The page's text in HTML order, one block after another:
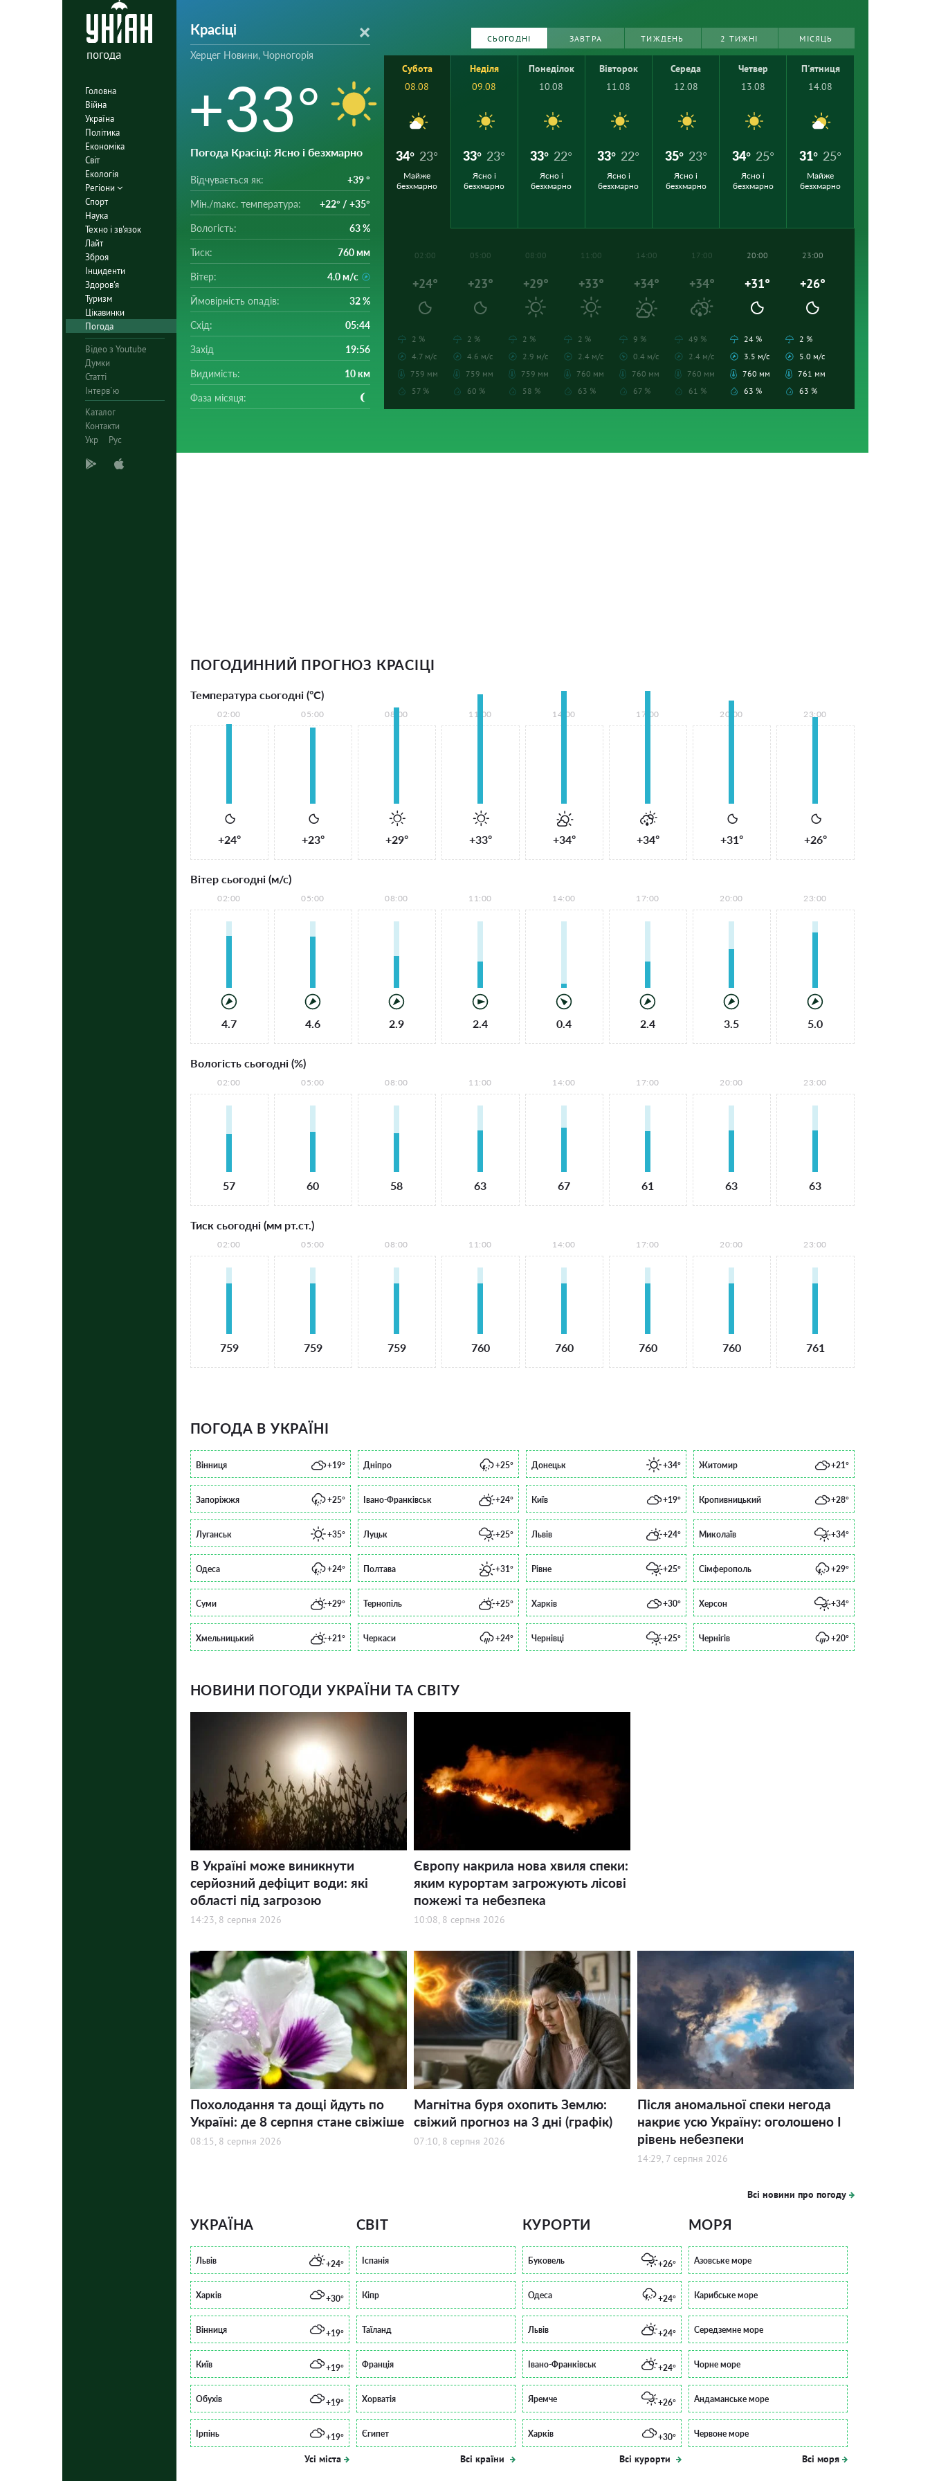
погода
Головна
Війна
Україна
Політика
Економіка
Світ
Екологія
Регіони
Спорт
Наука
Техно і зв'язок
Лайт
Зброя
Інциденти
Здоров'я
Туризм
Цікавинки
Погода
Відео з Youtube
Думки
Статті
Інтерв`ю
Каталог
Контакти
Укр
Рус
Красіці
Херцег Новини, Чорногорія
+33°
Погода Красіці: Ясно і безхмарно
Відчувається як: +39 °
Мін./mакс. температура: +22° / +35°
Вологість: 63 %
Тиск: 760 мм
Вітер: 4.0 м/с
Ймовірність опадів: 32 %
Схід: 05:44
Захід 19:56
Видимість: 10 км
Фаза місяця:
СЬОГОДНІ ЗАВТРА ТИЖДЕНЬ 2 ТИЖНІ МІСЯЦЬ
Субота
08.08
34° 23°
Майже
безхмарно
Неділя
09.08
33° 23°
Ясно і
безхмарно
Понеділок
10.08
33° 22°
Ясно і
безхмарно
Вівторок
11.08
33° 22°
Ясно і
безхмарно
Середа
12.08
35° 23°
Ясно і
безхмарно
Четвер
13.08
34° 25°
Ясно і
безхмарно
П'ятниця
14.08
31° 25°
Майже
безхмарно
02:00
+24°
2 %
4.7 м/с
759 мм
57 %
05:00
+23°
2 %
4.6 м/с
759 мм
60 %
08:00
+29°
2 %
2.9 м/с
759 мм
58 %
11:00
+33°
2 %
2.4 м/с
760 мм
63 %
14:00
+34°
9 %
0.4 м/с
760 мм
67 %
17:00
+34°
49 %
2.4 м/с
760 мм
61 %
20:00
+31°
24 %
3.5 м/с
760 мм
63 %
23:00
+26°
2 %
5.0 м/с
761 мм
63 %
ПОГОДИННИЙ ПРОГНОЗ КРАСІЦІ
Температура сьогодні (°С)
02:00
+24°
05:00
+23°
08:00
+29°
11:00
+33°
14:00
+34°
17:00
+34°
20:00
+31°
23:00
+26°
Вітер сьогодні (м/с)
02:00
4.7
05:00
4.6
08:00
2.9
11:00
2.4
14:00
0.4
17:00
2.4
20:00
3.5
23:00
5.0
Вологість сьогодні (%)
02:00
57
05:00
60
08:00
58
11:00
63
14:00
67
17:00
61
20:00
63
23:00
63
Тиск сьогодні (мм рт.ст.)
02:00
759
05:00
759
08:00
759
11:00
760
14:00
760
17:00
760
20:00
760
23:00
761
ПОГОДА В УКРАЇНІ
Вінниця +19° Дніпро +25° Донецьк +34° Житомир +21°
Запоріжжя +25° Івано-Франківськ +24° Київ +19° Кропивницький +28°
Луганськ +35° Луцьк +25° Львів +24° Миколаїв +34°
Одеса +24° Полтава +31° Рівне +25° Сімферополь +29°
Суми +29° Тернопіль +25° Харків +30° Херсон +34°
Хмельницький +21° Черкаси +24° Чернівці +25° Чернігів +20°
НОВИНИ ПОГОДИ УКРАЇНИ ТА СВІТУ
В Україні може виникнути
серйозний дефіцит води: які
області під загрозою
14:23, 8 серпня 2026
Європу накрила нова хвиля спеки:
яким курортам загрожують лісові
пожежі та небезпека
10:08, 8 серпня 2026
Похолодання та дощі йдуть по
Україні: де 8 серпня стане свіжіше
08:15, 8 серпня 2026
Магнітна буря охопить Землю:
свіжий прогноз на 3 дні (графік)
07:10, 8 серпня 2026
Після аномальної спеки негода
накриє усю Україну: оголошено І
рівень небезпеки
14:29, 7 серпня 2026
Всі новини про погоду
УКРАЇНА
Львів +24°
Харків +30°
Вінниця +19°
Київ +19°
Обухів +19°
Ірпінь +19°
Усі міста
СВІТ
Іспанія
Кіпр
Таїланд
Франція
Хорватія
Єгипет
Всі країни
КУРОРТИ
Буковель +26°
Одеса +24°
Львів +24°
Івано-Франківськ +24°
Яремче +26°
Харків +30°
Всі курорти
МОРЯ
Азовське море
Карибське море
Середземне море
Чорне море
Андаманське море
Червоне море
Всі моря